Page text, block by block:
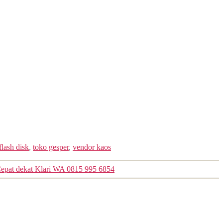
disk, toko gesper, vendor kaos
dekat Klari WA 0815 995 6854